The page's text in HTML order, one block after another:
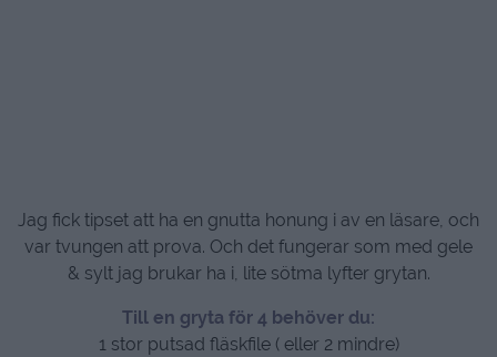
Jag fick tipset att ha en gnutta honung i av en läsare, och
var tvungen att prova. Och det fungerar som med gele
& sylt jag brukar ha i, lite sötma lyfter grytan.
Till en gryta för 4 behöver du:
1 stor putsad fläskfile ( eller 2 mindre)